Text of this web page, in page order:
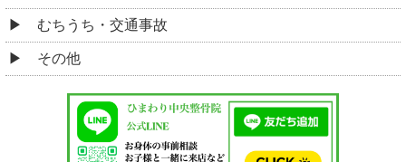
むちうち・交通事故
その他